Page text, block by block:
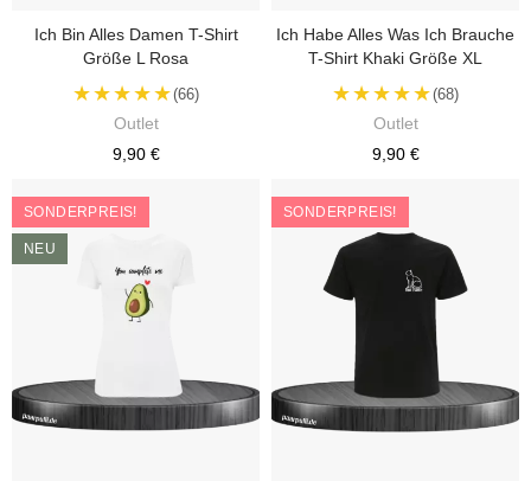
Ich Bin Alles Damen T-Shirt
Größe L Rosa
★★★★★(66)
Outlet
9,90 €
Ich Habe Alles Was Ich Brauche
T-Shirt Khaki Größe XL
★★★★★(68)
Outlet
9,90 €
SONDERPREIS!
NEU
SONDERPREIS!